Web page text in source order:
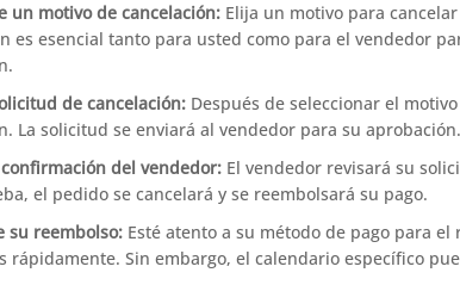
un motivo de cancelación: Elija un motivo para
es esencial tanto para usted como para el vendedor
de cancelación: Después de seleccionar el
La solicitud se enviará al vendedor para su aprobación.
del vendedor: El vendedor revisará su
el pedido se cancelará y se reembolsará su pago.
su reembolso: Esté atento a su método de pago para
rápidamente. Sin embargo, el calendario específico